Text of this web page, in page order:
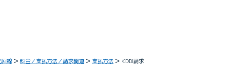
線 料金／支払方法／請求関連 支払方法 KDDI請求